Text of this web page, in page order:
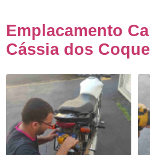
Emplacamento
Cássia dos